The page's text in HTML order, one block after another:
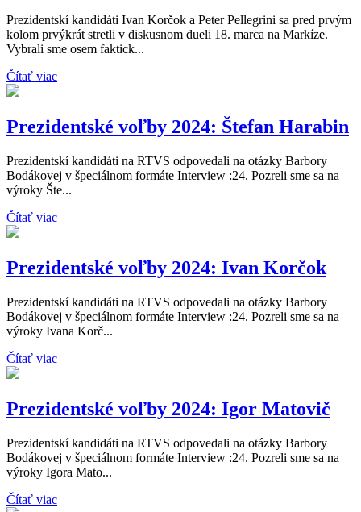
Prezidentskí kandidáti Ivan Korčok a Peter Pellegrini sa pred prvým
kolom prvýkrát stretli v diskusnom dueli 18. marca na Markíze.
Vybrali sme osem faktick...
Čítať viac
Prezidentské voľby 2024: Štefan Harabin
Prezidentskí kandidáti na RTVS odpovedali na otázky Barbory
Bodákovej v špeciálnom formáte Interview :24. Pozreli sme sa na
výroky Šte...
Čítať viac
Prezidentské voľby 2024: Ivan Korčok
Prezidentskí kandidáti na RTVS odpovedali na otázky Barbory
Bodákovej v špeciálnom formáte Interview :24. Pozreli sme sa na
výroky Ivana Korč...
Čítať viac
Prezidentské voľby 2024: Igor Matovič
Prezidentskí kandidáti na RTVS odpovedali na otázky Barbory
Bodákovej v špeciálnom formáte Interview :24. Pozreli sme sa na
výroky Igora Mato...
Čítať viac